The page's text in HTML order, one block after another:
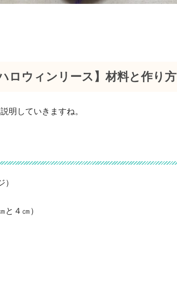
ロウィンリース】材料と作り方
明していきますね。
４㎝）